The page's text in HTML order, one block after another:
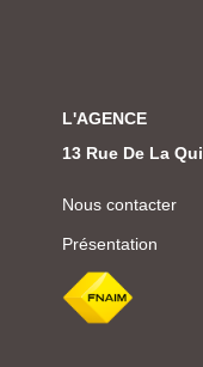
L'AGENCE
13 Rue De La
Nous contacter
Présentation